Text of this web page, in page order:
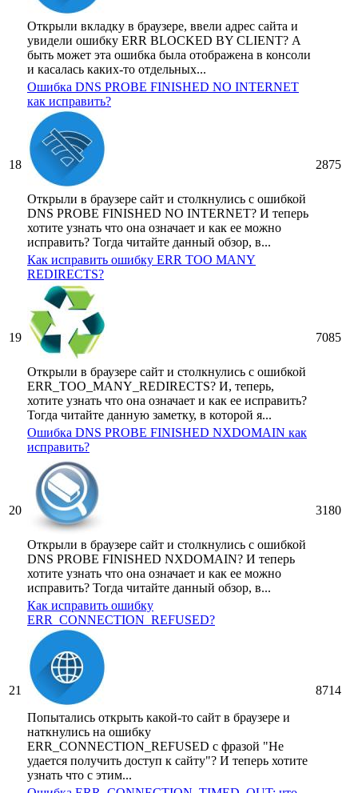
Открыли вкладку в браузере, ввели адрес сайта и
увидели ошибку ERR BLOCKED BY CLIENT? А
быть может эта ошибка была отображена в консоли
и касалась каких-то отдельных...
18
Ошибка DNS PROBE FINISHED NO INTERNET
как исправить?
Открыли в браузере сайт и столкнулись с ошибкой
DNS PROBE FINISHED NO INTERNET? И теперь
хотите узнать что она означает и как ее можно
исправить? Тогда читайте данный обзор, в...
2875
19
Как исправить ошибку ERR TOO MANY
REDIRECTS?
Открыли в браузере сайт и столкнулись с ошибкой
ERR_TOO_MANY_REDIRECTS? И, теперь,
хотите узнать что она означает и как ее исправить?
Тогда читайте данную заметку, в которой я...
7085
20
Ошибка DNS PROBE FINISHED NXDOMAIN как
исправить?
Открыли в браузере сайт и столкнулись с ошибкой
DNS PROBE FINISHED NXDOMAIN? И теперь
хотите узнать что она означает и как ее можно
исправить? Тогда читайте данный обзор, в...
3180
21
Как исправить ошибку
ERR_CONNECTION_REFUSED?
Попытались открыть какой-то сайт в браузере и
наткнулись на ошибку
ERR_CONNECTION_REFUSED с фразой "Не
удается получить доступ к сайту"? И теперь хотите
узнать что с этим...
8714